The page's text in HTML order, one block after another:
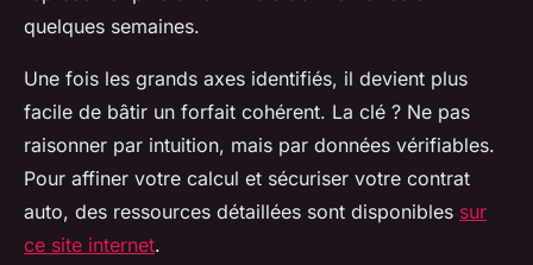
quelques semaines.
Une fois les grands axes identifiés, il devient plus
facile de bâtir un forfait cohérent. La clé ? Ne pas
raisonner par intuition, mais par données vérifiables.
Pour affiner votre calcul et sécuriser votre contrat
auto, des ressources détaillées sont disponibles sur
ce site internet.